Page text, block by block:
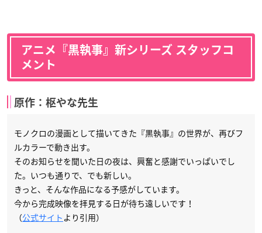
アニメ『黒執事』新シリーズ スタッフコ
メント
原作：枢やな先生
モノクロの漫画として描いてきた『黒執事』の世界が、再びフ
ルカラーで動き出す。
そのお知らせを聞いた日の夜は、興奮と感謝でいっぱいでし
た。いつも通りで、でも新しい。
きっと、そんな作品になる予感がしています。
今から完成映像を拝見する日が待ち遠しいです！
（公式サイト より引用）